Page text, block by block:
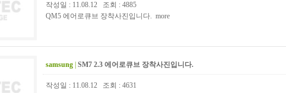
작성일 : 11.08.12 조회 : 4885
QM5 에어로큐브 장착사진입니다. more
samsung SM7 2.3 에어로큐브 장착사진입니다.
작성일 : 11.08.12 조회 : 4631